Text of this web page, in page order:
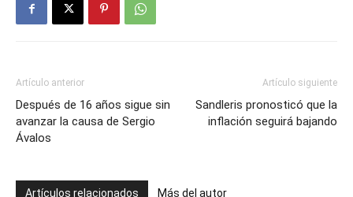
Artículo anterior
Después de 16 años sigue sin
avanzar la causa de Sergio
Ávalos
Artículo siguiente
Sandleris pronosticó que la
inflación seguirá bajando
Artículos relacionados Más del autor